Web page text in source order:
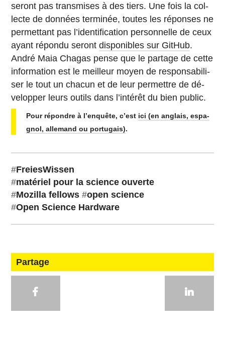
seront pas trans­mises à des tiers. Une fois la col­
lecte de données ter­mi­née, toutes les ré­ponses ne
per­met­tant pas l’iden­ti­fi­ca­tion per­son­nelle de ceux
ayant répondu serontdis­po­nibles sur GitHub.
André Maia Chagas pense que le partage de cette
in­for­ma­tion est le meilleur moyen de res­pon­sa­bi­li­
ser le tout un chacun et de leur per­mettre de dé­
ve­lop­per leurs outils dans l’in­té­rêt du bien public.
Pour ré­pondre à l’en­quête, c’est ici (en anglais, es­pa­
gnol, al­le­mand ou portugais).
#Freies­Wis­sen
#ma­té­riel pour la science ouverte
#Mozilla fellows #open science
#Open Science Hardware
Partage